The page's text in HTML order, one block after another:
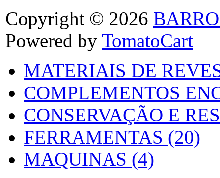
Copyright © 2026
Powered by TomatoCart
MATERIAIS DE
COMPLEMENTOS
CONSERVAÇÃO E
FERRAMENTAS (20)
MAQUINAS (4)